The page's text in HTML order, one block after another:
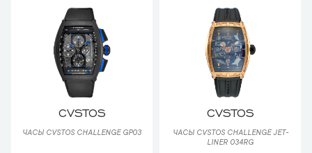
CVSTOS
ЧАСЫ CVSTOS CHALLENGE GP03
CVSTOS
ЧАСЫ CVSTOS CHALLENGE JET-
LINER 034RG